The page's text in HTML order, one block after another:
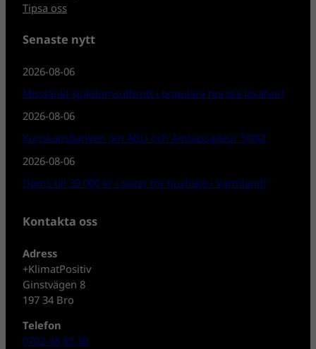
Tipsa oss
Senaste nytt
2026-08-06
Misstänkt sjukdomsutbrott i populära norska laxälvar!
2026-08-06
Kunskapsbanken om ABU och Ambassadeur 5000!
2026-08-06
Döms till 39 000 kr i böter för tjuvfiske i Värmland!
Kontakta oss
Adress
+KlimatPositiv
Ginstvägen 8
197 34 Bro
Telefon
0702-08 80 30